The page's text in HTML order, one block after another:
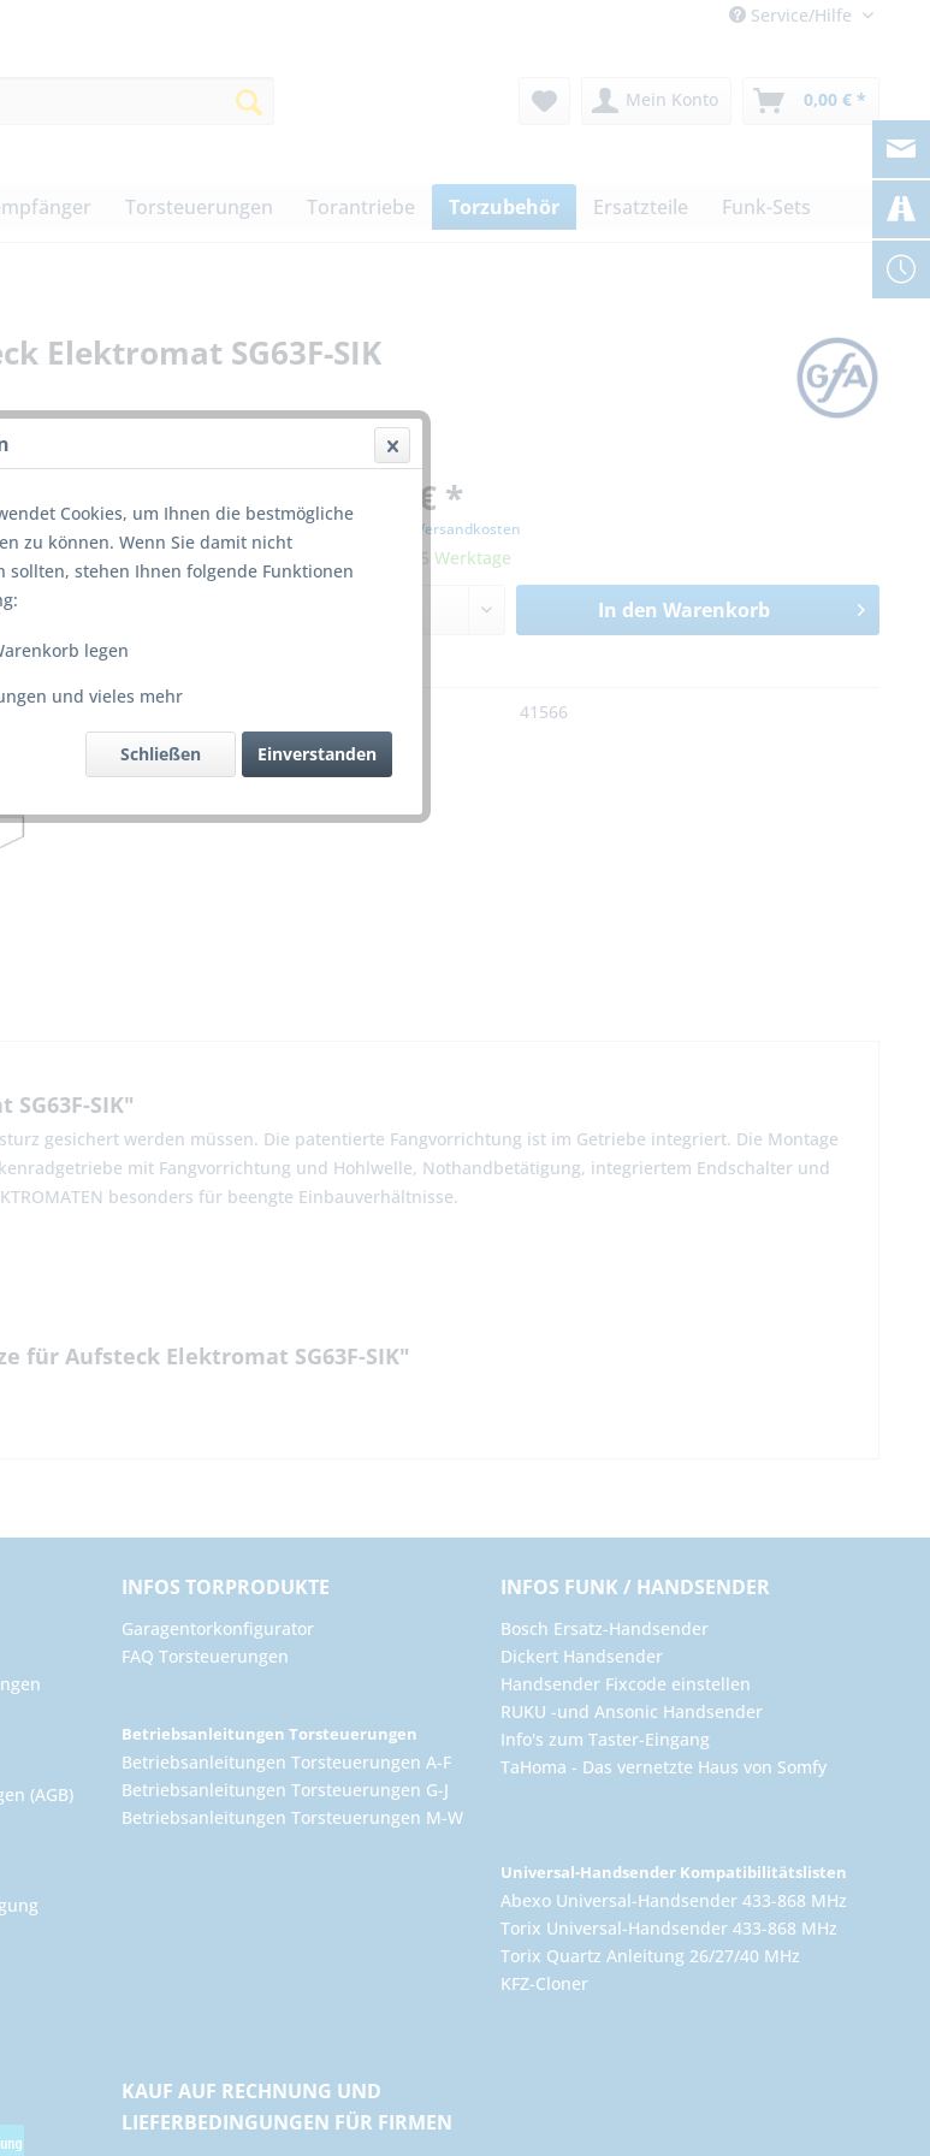
Service/Hilfe
Mein Konto 0,00 € *
Torsteuerungen Torantriebe Torzubehör Ersatzteile Funk-Sets
Elektromat SG63F-SIK
181,00 € *
inkl. MwSt. zzgl. Versandkosten
Lieferzeit 3-5 Werktage
In den Warenkorb
41566
SIK"
gesichert werden müssen. Die patentierte Fangvorrichtung ist im Getriebe integriert. Die Montage
mit Fangvorrichtung und Hohlwelle, Nothandbetätigung, integriertem Endschalter und
besonders für beengte Einbauverhältnisse.
Aufsteck Elektromat SG63F-SIK"
(AGB)
INFOS TORPRODUKTE
Garagentorkonfigurator
FAQ Torsteuerungen
Betriebsanleitungen Torsteuerungen
Betriebsanleitungen Torsteuerungen A-F
Betriebsanleitungen Torsteuerungen G-J
Betriebsanleitungen Torsteuerungen M-W
INFOS FUNK / HANDSENDER
Bosch Ersatz-Handsender
Dickert Handsender
Handsender Fixcode einstellen
RUKU -und Ansonic Handsender
Info's zum Taster-Eingang
TaHoma - Das vernetzte Haus von Somfy
Universal-Handsender Kompatibilitätslisten
Abexo Universal-Handsender 433-868 MHz
Torix Universal-Handsender 433-868 MHz
Torix Quartz Anleitung 26/27/40 MHz
KFZ-Cloner
KAUF AUF RECHNUNG UND
LIEFERBEDINGUNGEN FÜR FIRMEN
Cookies, um Ihnen die bestmögliche
zu können. Wenn Sie damit nicht
sollten, stehen Ihnen folgende Funktionen
legen
und vieles mehr
Einverstanden
Schließen